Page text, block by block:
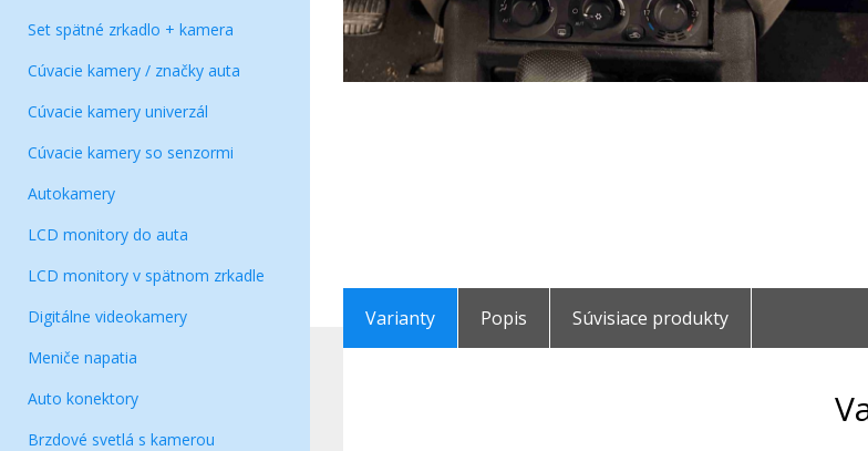
Set spätné zrkadlo + kamera
Cúvacie kamery / značky auta
Cúvacie kamery univerzál
Cúvacie kamery so senzormi
Autokamery
LCD monitory do auta
LCD monitory v spätnom zrkadle
Digitálne videokamery
Meniče napatia
Auto konektory
Brzdové svetlá s kamerou
Varianty Popis Súvisiace produkty